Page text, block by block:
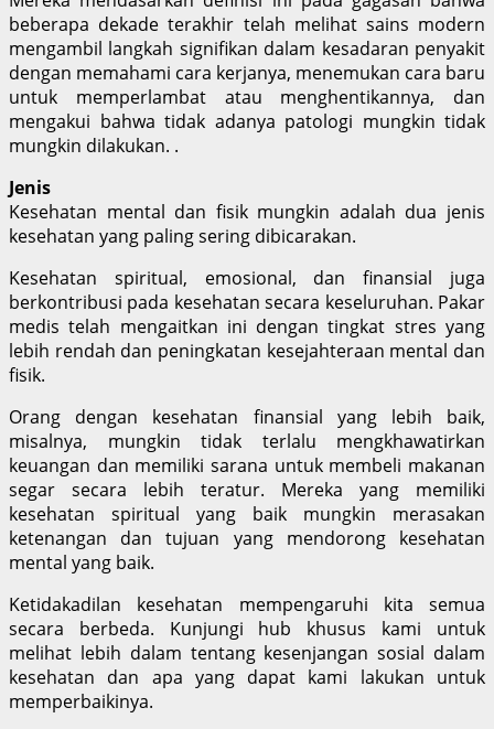
beberapa dekade terakhir telah melihat sains modern
mengambil langkah signifikan dalam kesadaran penyakit
dengan memahami cara kerjanya, menemukan cara baru
untuk memperlambat atau menghentikannya, dan
mengakui bahwa tidak adanya patologi mungkin tidak
mungkin dilakukan. .
Jenis
Kesehatan mental dan fisik mungkin adalah dua jenis
kesehatan yang paling sering dibicarakan.
Kesehatan spiritual, emosional, dan finansial juga
berkontribusi pada kesehatan secara keseluruhan. Pakar
medis telah mengaitkan ini dengan tingkat stres yang
lebih rendah dan peningkatan kesejahteraan mental dan
fisik.
Orang dengan kesehatan finansial yang lebih baik,
misalnya, mungkin tidak terlalu mengkhawatirkan
keuangan dan memiliki sarana untuk membeli makanan
segar secara lebih teratur. Mereka yang memiliki
kesehatan spiritual yang baik mungkin merasakan
ketenangan dan tujuan yang mendorong kesehatan
mental yang baik.
Ketidakadilan kesehatan mempengaruhi kita semua
secara berbeda. Kunjungi hub khusus kami untuk
melihat lebih dalam tentang kesenjangan sosial dalam
kesehatan dan apa yang dapat kami lakukan untuk
memperbaikinya.